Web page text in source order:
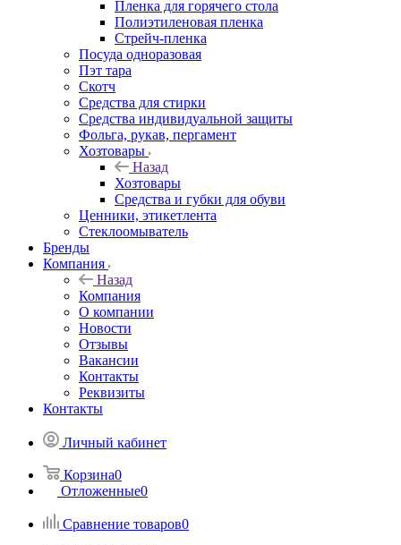
Пленка для горячего стола
Полиэтиленовая пленка
Стрейч-пленка
Посуда одноразовая
Пэт тара
Скотч
Средства для стирки
Средства индивидуальной защиты
Фольга, рукав, пергамент
Хозтовары
Назад
Хозтовары
Средства и губки для обуви
Ценники, этикетлента
Стеклоомыватель
Бренды
Компания
Назад
Компания
О компании
Новости
Отзывы
Вакансии
Контакты
Реквизиты
Контакты
Личный кабинет
Корзина0
Отложенные0
Сравнение товаров0